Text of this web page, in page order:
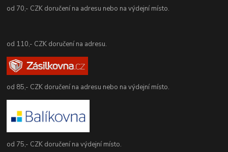
od 70,- CZK doručení na adresu nebo na výdejní místo.
od 110,- CZK doručení na adresu.
od 85,- CZK doručení na adresu nebo na výdejní místo.
od 75,- CZK doručení na výdejní místo.